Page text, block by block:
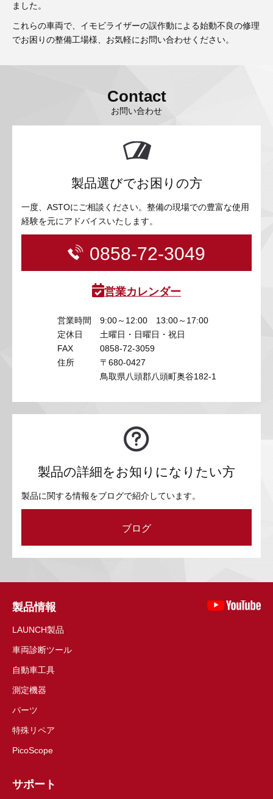
ました。
これらの車両で、イモビライザーの誤作動による始動不良の修理
でお困りの整備工場様、お気軽にお問い合わせください。
Contact
お問い合わせ
製品選びでお困りの方
一度、ASTOにご相談ください。整備の現場での豊富な使用
経験を元にアドバイスいたします。
0858-72-3049
営業カレンダー
営業時間
9:00～12:00 13:00～17:00
定休日
土曜日・日曜日・祝日
FAX
0858-72-3059
住所
〒680-0427
鳥取県八頭郡八頭町奥谷182-1
製品の詳細をお知りになりたい方
製品に関する情報をブログで紹介しています。
ブログ
製品情報
LAUNCH製品
車両診断ツール
自動車工具
測定機器
パーツ
特殊リペア
PicoScope
サポート